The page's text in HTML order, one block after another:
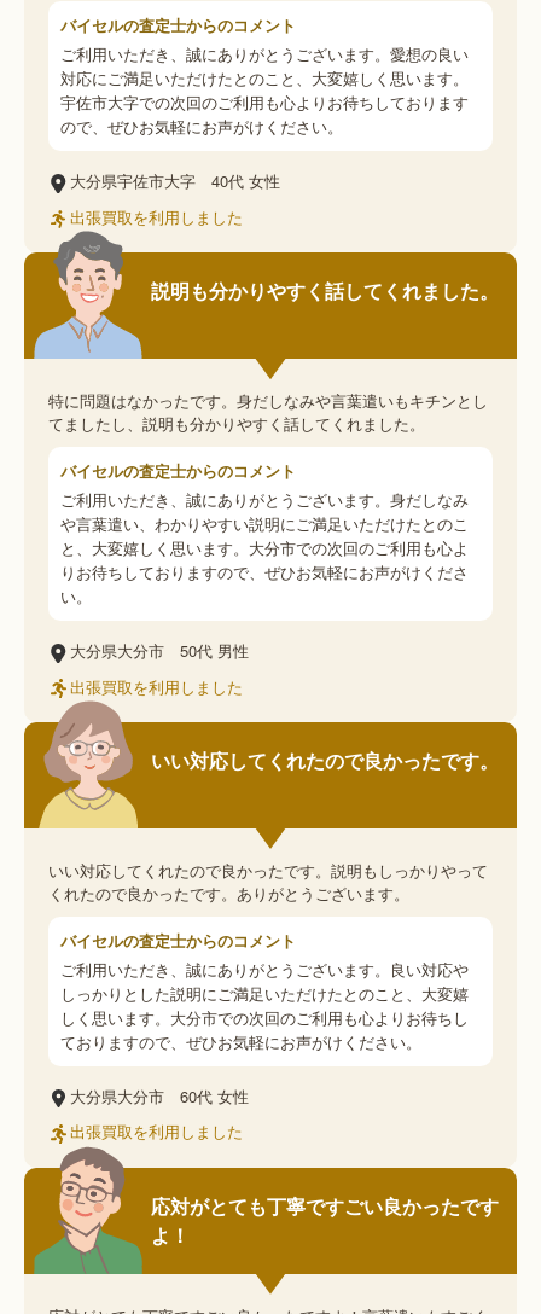
バイセルの査定士からのコメント
ご利用いただき、誠にありがとうございます。愛想の良い
対応にご満足いただけたとのこと、大変嬉しく思います。
宇佐市大字での次回のご利用も心よりお待ちしております
ので、ぜひお気軽にお声がけください。
大分県宇佐市大字 40代 女性
出張買取を利用しました
説明も分かりやすく話してくれました。
特に問題はなかったです。身だしなみや言葉遣いもキチンとし
てましたし、説明も分かりやすく話してくれました。
バイセルの査定士からのコメント
ご利用いただき、誠にありがとうございます。身だしなみ
や言葉遣い、わかりやすい説明にご満足いただけたとのこ
と、大変嬉しく思います。大分市での次回のご利用も心よ
りお待ちしておりますので、ぜひお気軽にお声がけくださ
い。
大分県大分市 50代 男性
出張買取を利用しました
いい対応してくれたので良かったです。
いい対応してくれたので良かったです。説明もしっかりやって
くれたので良かったです。ありがとうございます。
バイセルの査定士からのコメント
ご利用いただき、誠にありがとうございます。良い対応や
しっかりとした説明にご満足いただけたとのこと、大変嬉
しく思います。大分市での次回のご利用も心よりお待ちし
ておりますので、ぜひお気軽にお声がけください。
大分県大分市 60代 女性
出張買取を利用しました
応対がとても丁寧ですごい良かったです
よ！